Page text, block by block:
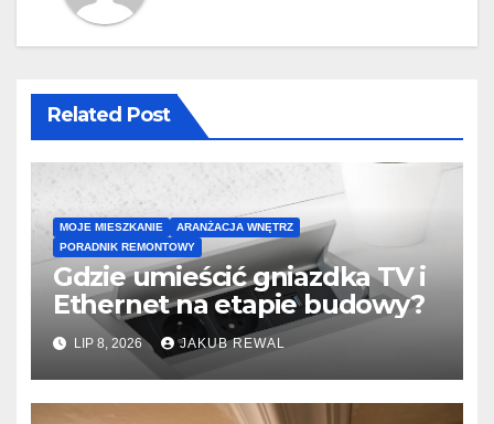
Related Post
MOJE MIESZKANIE
ARANŻACJA WNĘTRZ
PORADNIK REMONTOWY
Gdzie umieścić gniazdka TV i
Ethernet na etapie budowy?
LIP 8, 2026 JAKUB REWAL